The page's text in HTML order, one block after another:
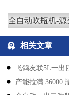
全自动吹瓶机-源
相关文章
飞鸽友联5L一出
认可
产能拉满 36000